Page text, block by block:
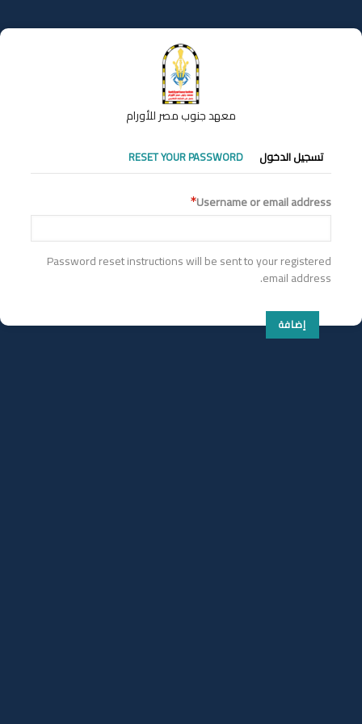
إلى
المحتوى
معهد جنوب مصر للأورام
التبويبات
الأساسية
تسجيل الدخول RESET YOUR PASSWORD
Username or email address
Password reset instructions will be sent to your registered
email address.